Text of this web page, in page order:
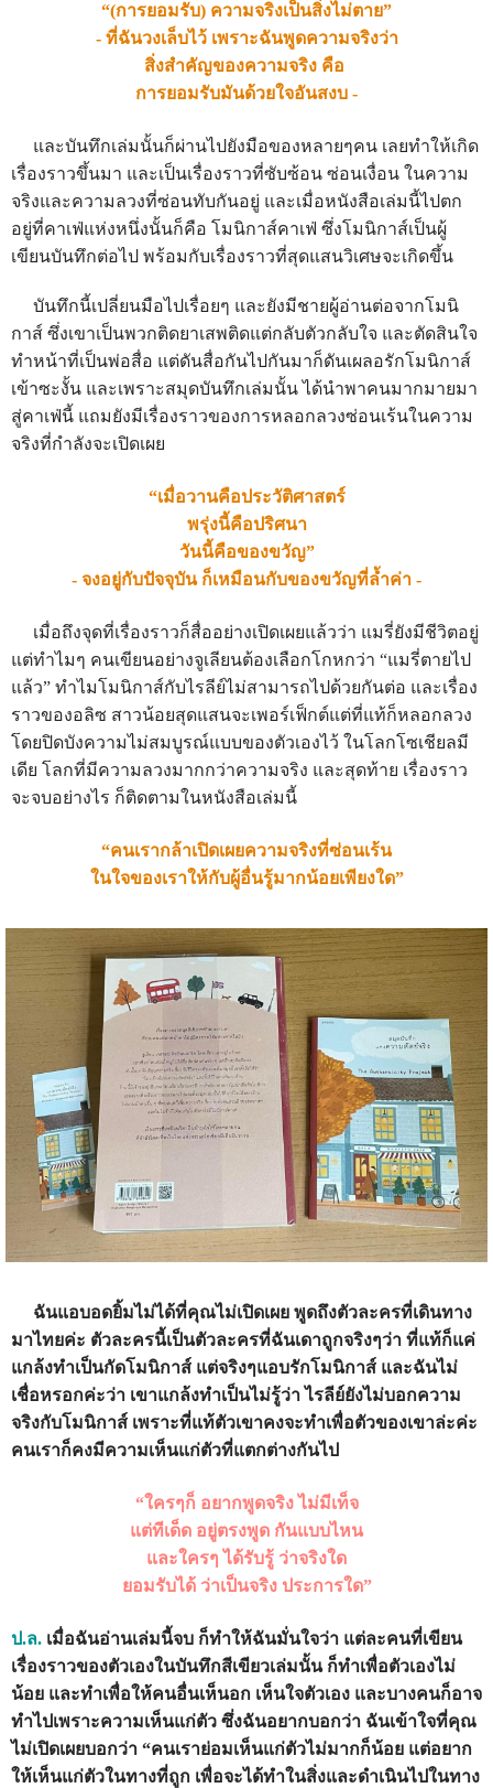
“(การยอมรับ) ความจริงเป็นสิ่งไม่ตาย”
- ที่ฉันวงเล็บไว้ เพราะฉันพูดความจริงว่า
สิ่งสำคัญของความจริง คือ
การยอมรับมันด้วยใจอันสงบ -
และบันทึกเล่มนั้นก็ผ่านไปยังมือของหลายๆคน เลยทำให้เกิด
เรื่องราวขึ้นมา และเป็นเรื่องราวที่ซับซ้อน ซ่อนเงื่อน ในความ
จริงและความลวงที่ซ่อนทับกันอยู่ และเมื่อหนังสือเล่มนี้ไปตก
อยู่ที่คาเฟ่แห่งหนึ่งนั้นก็คือ โมนิกาส์คาเฟ่ ซึ่งโมนิกาส์เป็นผู้
เขียนบันทึกต่อไป พร้อมกับเรื่องราวที่สุดแสนวิเศษจะเกิดขึ้น
บันทึกนี้เปลี่ยนมือไปเรื่อยๆ และยังมีชายผู้อ่านต่อจากโมนิ
กาส์ ซึ่งเขาเป็นพวกติดยาเสพติดแต่กลับตัวกลับใจ และตัดสินใจ
ทำหน้าที่เป็นพ่อสื่อ แต่ดันสื่อกันไปกันมาก็ดันเผลอรักโมนิกาส์
เข้าซะงั้น และเพราะสมุดบันทึกเล่มนั้น ได้นำพาคนมากมายมา
สู่คาเฟ่นี้ แถมยังมีเรื่องราวของการหลอกลวงซ่อนเร้นในความ
จริงที่กำลังจะเปิดเผย
“เมื่อวานคือประวัติศาสตร์
พรุ่งนี้คือปริศนา
วันนี้คือของขวัญ”
- จงอยู่กับปัจจุบัน ก็เหมือนกับของขวัญที่ล้ำค่า -
เมื่อถึงจุดที่เรื่องราวก็สื่ออย่างเปิดเผยแล้วว่า แมรี่ยังมีชีวิตอยู่
แต่ทำไมๆ คนเขียนอย่างจูเลียนต้องเลือกโกหกว่า “แมรี่ตายไป
แล้ว” ทำไมโมนิกาส์กับไรลีย์ไม่สามารถไปด้วยกันต่อ และเรื่อง
ราวของอลิซ สาวน้อยสุดแสนจะเพอร์เฟ็กต์แต่ที่แท้ก็หลอกลวง
โดยปิดบังความไม่สมบูรณ์แบบของตัวเองไว้ ในโลกโซเชียลมี
เดีย โลกที่มีความลวงมากกว่าความจริง และสุดท้าย เรื่องราว
จะจบอย่างไร ก็ติดตามในหนังสือเล่มนี้
“คนเรากล้าเปิดเผยความจริงที่ซ่อนเร้น
ในใจของเราให้กับผู้อื่นรู้มากน้อยเพียงใด”
ฉันแอบอดยิ้มไม่ได้ที่คุณไม่เปิดเผย พูดถึงตัวละครที่เดินทาง
มาไทยค่ะ ตัวละครนี้เป็นตัวละครที่ฉันเดาถูกจริงๆว่า ที่แท้ก็แค่
แกล้งทำเป็นกัดโมนิกาส์ แต่จริงๆแอบรักโมนิกาส์ และฉันไม่
เชื่อหรอกค่ะว่า เขาแกล้งทำเป็นไม่รู้ว่า ไรลีย์ยังไม่บอกความ
จริงกับโมนิกาส์ เพราะที่แท้ตัวเขาคงจะทำเพื่อตัวของเขาล่ะค่ะ
คนเราก็คงมีความเห็นแก่ตัวที่แตกต่างกันไป
“ใครๆก็ อยากพูดจริง ไม่มีเท็จ
แต่ทีเด็ด อยู่ตรงพูด กันแบบไหน
และใครๆ ได้รับรู้ ว่าจริงใด
ยอมรับได้ ว่าเป็นจริง ประการใด”
ป.ล. เมื่อฉันอ่านเล่มนี้จบ ก็ทำให้ฉันมั่นใจว่า แต่ละคนที่เขียน
เรื่องราวของตัวเองในบันทึกสีเขียวเล่มนั้น ก็ทำเพื่อตัวเองไม่
น้อย และทำเพื่อให้คนอื่นเห็นอก เห็นใจตัวเอง และบางคนก็อาจ
ทำไปเพราะความเห็นแก่ตัว ซึ่งฉันอยากบอกว่า ฉันเข้าใจที่คุณ
ไม่เปิดเผยบอกว่า “คนเราย่อมเห็นแก่ตัวไม่มากก็น้อย แต่อยาก
ให้เห็นแก่ตัวในทางที่ถูก เพื่อจะได้ทำในสิ่งและดำเนินไปในทาง